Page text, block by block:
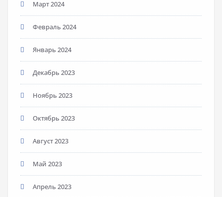
Март 2024
Февраль 2024
Январь 2024
Декабрь 2023
Ноябрь 2023
Октябрь 2023
Август 2023
Май 2023
Апрель 2023